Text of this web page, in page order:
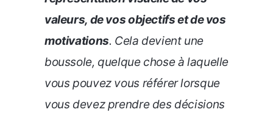
valeurs, de vos objectifs et de vos
motivations. Cela devient une
boussole, quelque chose à laquelle
vous pouvez vous référer lorsque
vous devez prendre des décisions